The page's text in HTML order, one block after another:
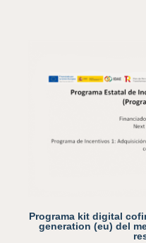
Programa kit digital
generation (eu) del